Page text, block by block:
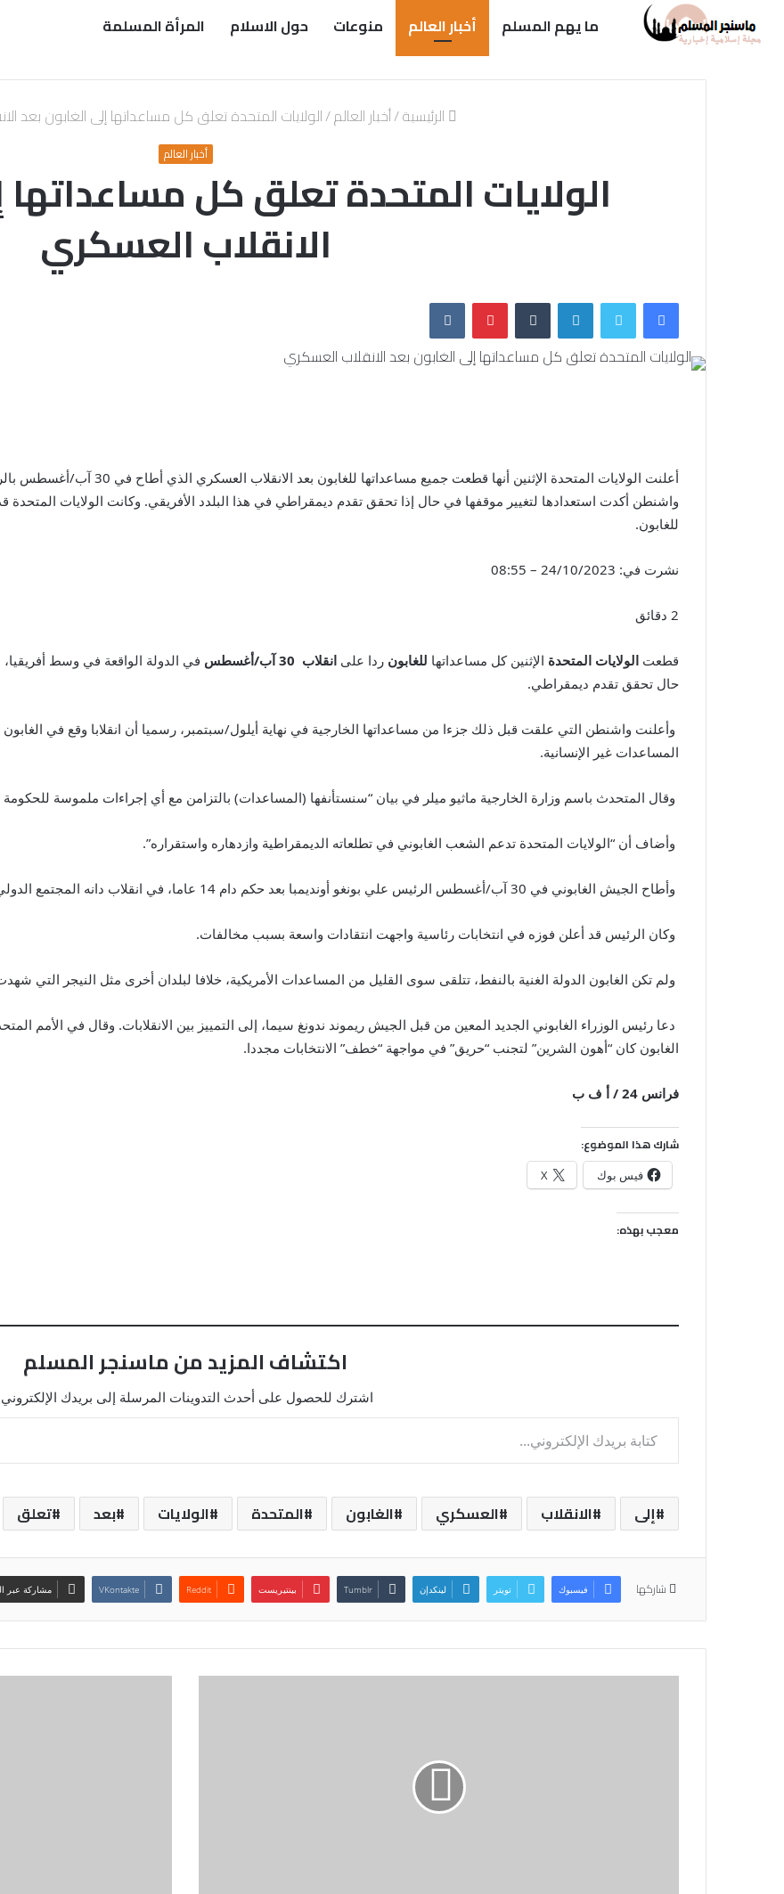
ما يهم المسلم أخبار العالم منوعات حول الاسلام المرأة المسلمة
الرئيسية/أخبار العالم/الولايات المتحدة تعلق كل مساعداتها إلى الغابون بعد
أخبار العالم
الولايات المتحدة تعلق كل مساعداتها
الانقلاب العسكري
فيسبوكتويتر لينكدإن بينتيريست
واشنطن أكدت استعدادها لتغيير موقفها في حال إذا تحقق تقدم ديمقراطي في هذا البلدد الأفريقي. وكانت الولايات
للغابون.
نشرت في: 24/10/2023 – 08:55
2 دقائق
قطعت الولايات المتحدة الإثنين كل مساعداتها للغابون ردا على انقلاب 30 آب/أغسطس
في الدولة الواقعة في وسط
حال تحقق تقدم ديمقراطي.
وأعلنت واشنطن التي علقت قبل ذلك جزءا من مساعداتها الخارجية في نهاية أيلول/سبتمبر، رسميا أن انقلابا وقع في
المساعدات غير الإنسانية.
وقال المتحدث باسم وزارة الخارجية ماثيو ميلر في بيان “سنستأنفها (المساعدات) بالتزامن مع أي إجراءات ملموسة للحكومة
وأضاف أن “الولايات المتحدة تدعم الشعب الغابوني في تطلعاته الديمقراطية وازدهاره واستقراره”.
وأطاح الجيش الغابوني في 30 آب/أغسطس الرئيس علي بونغو أونديمبا بعد حكم دام 14 عاما، في انقلاب دانه المجتمع الدولي.
وكان الرئيس قد أعلن فوزه في انتخابات رئاسية واجهت انتقادات واسعة بسبب مخالفات.
ولم تكن الغابون الدولة الغنية بالنفط، تتلقى سوى القليل من المساعدات الأمريكية، خلافا لبلدان أخرى مثل النيجر التي شهدت
دعا رئيس الوزراء الغابوني الجديد المعين من قبل الجيش ريموند ندونغ سيما، إلى التمييز بين الانقلابات. وقال في الأمم
الغابون كان “أهون الشرين” لتجنب “حريق” في مواجهة “خطف” الانتخابات مجددا.
فرانس 24 / أ ف ب
شارك هذا الموضوع:
فيس بوك X
معجب بهذه:
اكتشاف المزيد من ماسنجر المسلم
اشترك للحصول على أحدث التدوينات المرسلة إلى بريدك
كتابة بريدك الإلكتروني...
إلى الانقلاب العسكري الغابون المتحدة الولايات بعد تعلق
شاركها فيسبوك تويتر لينكدإن بينتيريست مشاركة عبر